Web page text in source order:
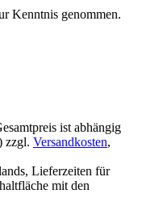
Kenntnis genommen.
ist abhängig
zzgl. Versandkosten,
Lieferzeiten für
mit den